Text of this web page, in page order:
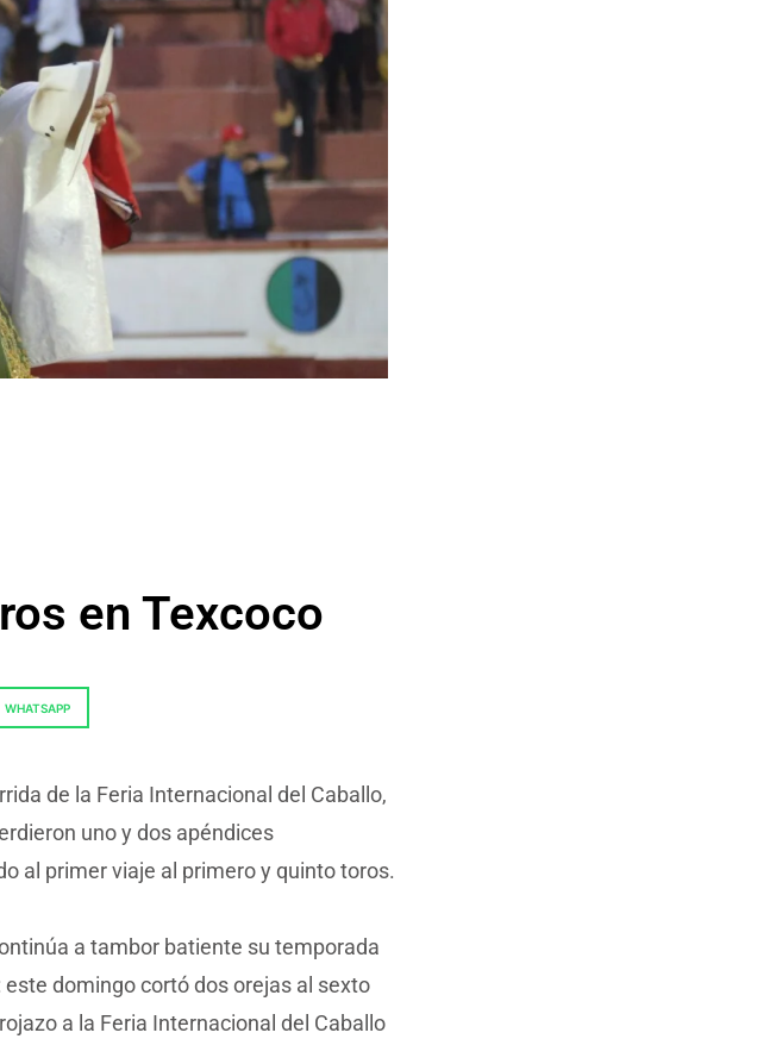
en Texcoco
WHATSAPP
de la Feria Internacional del Caballo,
uno y dos apéndices
al primer viaje al primero y quinto toros.
a tambor batiente su temporada
domingo cortó dos orejas al sexto
a la Feria Internacional del Caballo